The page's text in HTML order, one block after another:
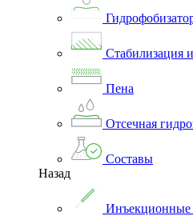
Стабилизация
Пена
Отсечная
Составы
Назад
Инъекционные